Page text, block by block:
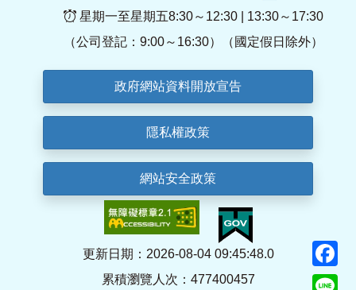
星期一至星期五8:30～12:30 | 13:30～17:30
（公司登記：9:00～16:30）（國定假日除外）
政府網站資料開放宣告
隱私權政策
網站安全政策
更新日期：2026-08-04 09:45:48.0
累積瀏覽人次：477400457